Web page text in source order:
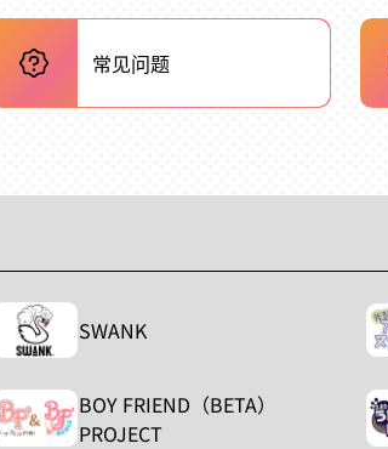
常见问题
SWANK
BOY FRIEND（BETA）
PROJECT